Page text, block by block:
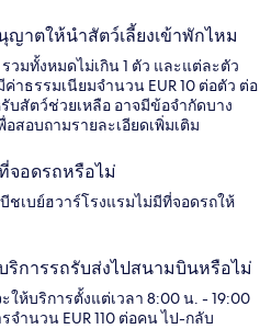
ญาตให้นำสัตว์เลี้ยงเข้าพักไหม
วมทั้งหมดไม่เกิน 1 ตัว และแต่ละตัว
าธรรมเนียมจำนวน EUR 10 ต่อตัว ต่อ
บสัตว์ช่วยเหลือ อาจมีข้อจำกัดบาง
สอบถามรายละเอียดเพิ่มเติม
จอดรถหรือไม่
ชเบย์ฮวาร์โรงแรมไม่มีที่จอดรถให้
ริการรถรับส่งไปสนามบินหรือไม่
ห้บริการตั้งแต่เวลา 8:00 น. - 19:00
ำนวน EUR 110 ต่อคน ไป-กลับ